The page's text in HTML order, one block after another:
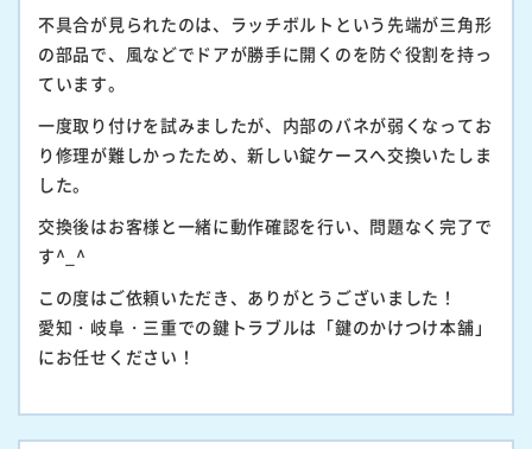
不具合が見られたのは、ラッチボルトという先端が三角形
の部品で、風などでドアが勝手に開くのを防ぐ役割を持っ
ています。
一度取り付けを試みましたが、内部のバネが弱くなってお
り修理が難しかったため、新しい錠ケースへ交換いたしま
した。
交換後はお客様と一緒に動作確認を行い、問題なく完了で
す^_^
この度はご依頼いただき、ありがとうございました！
愛知・岐阜・三重での鍵トラブルは「鍵のかけつけ本舗」
にお任せください！